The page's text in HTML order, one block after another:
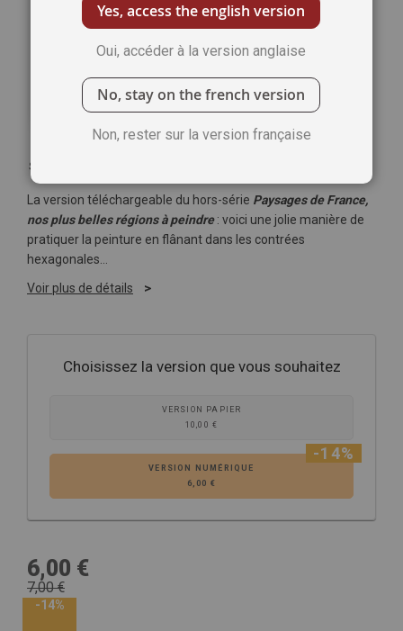
Soyez le premier à commenter ce produit
La version téléchargeable du hors-série Paysages de France,
nos plus belles régions à peindre: voici une jolie manière de
pratiquer la peinture en flânant dans les contrées
hexagonales…
Voir plus de détails
Choisissez la version que vous souhaitez
VERSION PAPIER
10,00 €
VERSION NUMÉRIQUE
6,00 €
-14%
6,00 €
7,00 €
-14%
Yes, access the english version
Oui, accéder à la version anglaise
No, stay on the french version
Non, rester sur la version française